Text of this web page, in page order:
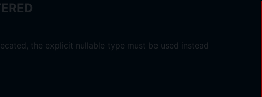
the explicit nullable type must be used instead